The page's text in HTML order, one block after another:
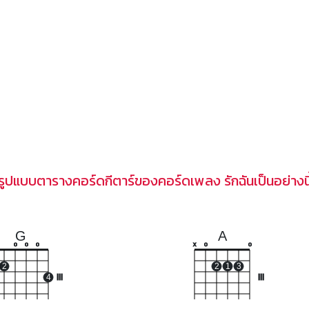
ปแบบตารางคอร์ดกีตาร์ของคอร์ดเพลง รักฉันเป็นอย่าง
G
2
o o o
4
A
x o
2 1 3
o